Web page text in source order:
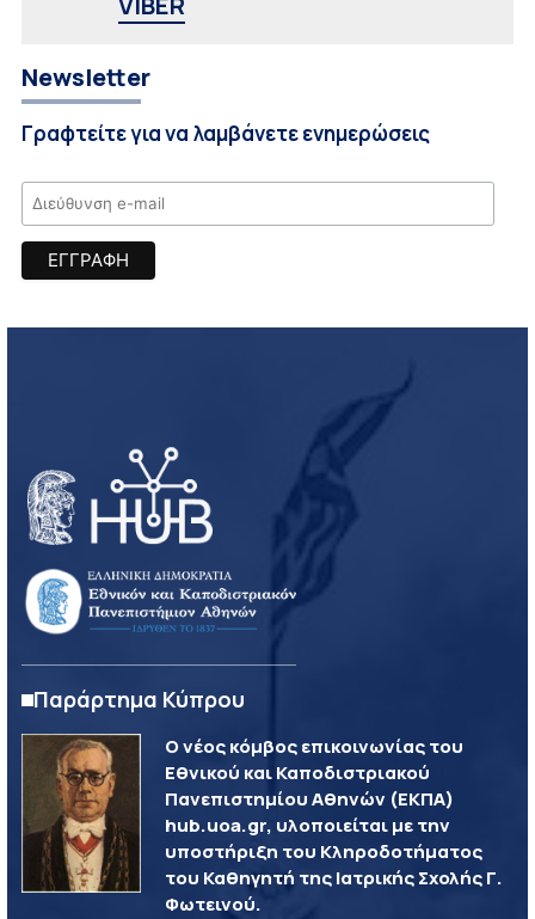
Newsletter
Γραφτείτε για να λαμβάνετε ενημερώσεις
Παράρτημα Κύπρου
Ο νέος κόμβος επικοινωνίας του
Εθνικού και Καποδιστριακού
Πανεπιστημίου Αθηνών (ΕΚΠΑ)
hub.uoa.gr, υλοποιείται με την
υποστήριξη του Κληροδοτήματος
του Καθηγητή της Ιατρικής Σχολής Γ.
Φωτεινού.